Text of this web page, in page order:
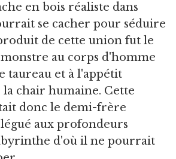
en bois réaliste dans
se cacher pour séduire
de cette union fut le
au corps d'homme
taureau et à l'appétit
chair humaine. Cette
donc le demi-frère
aux profondeurs
d'où il ne pourrait